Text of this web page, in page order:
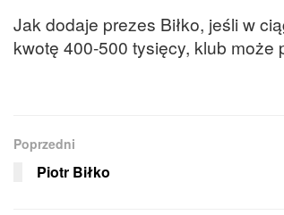
Jak dodaje prezes Biłko, jeśli w
kwotę 400-500 tysięcy, klub może
Poprzedni
Piotr Biłko